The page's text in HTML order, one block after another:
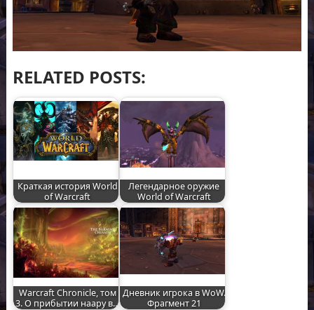
RELATED POSTS:
Краткая история World
of Warcraft
Легендарное оружие
World of Warcraft
Warcraft Chronicle, том
3. О прибытии наару в…
Дневник игрока в WoW.
Фрагмент 21